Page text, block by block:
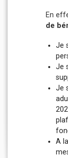
En
de
Je
Je
Je
A